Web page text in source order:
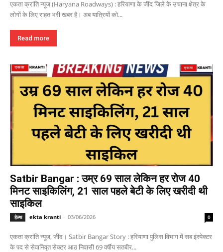
एकता क्रांति न्यूज (Haryana Roadways) : हरियाणा के जींद जिले के उचाना क्षेत्र के
लोगों के लिए राहत भरी खबर है। अब यात्रियों को...
Read more
Satbir Bangar : उम्र 69 साल लेकिन हर रोज 40
मिनट साइकिलिंग, 21 साल पहले बेटी के लिए खरीदी थी
साइकिल
हेल्थ ekta kranti - 03/06/2026 0
एकता क्रांति न्यूज, जींद। Satbir Bangar Story : हरियाणा पुलिस विभाग में सब इंस्पेक्टर
के पद से सेवानिवृत सेक्टर आठ निवासी 69 वर्षीय सतबीर...